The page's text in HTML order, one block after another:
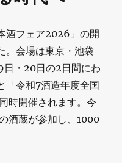
酒フェア2026」の開
。会場は東京・池袋
日・20日の2日間にわ
「令和7酒造年度全国
時開催されます。今
酒蔵が参加し、1000